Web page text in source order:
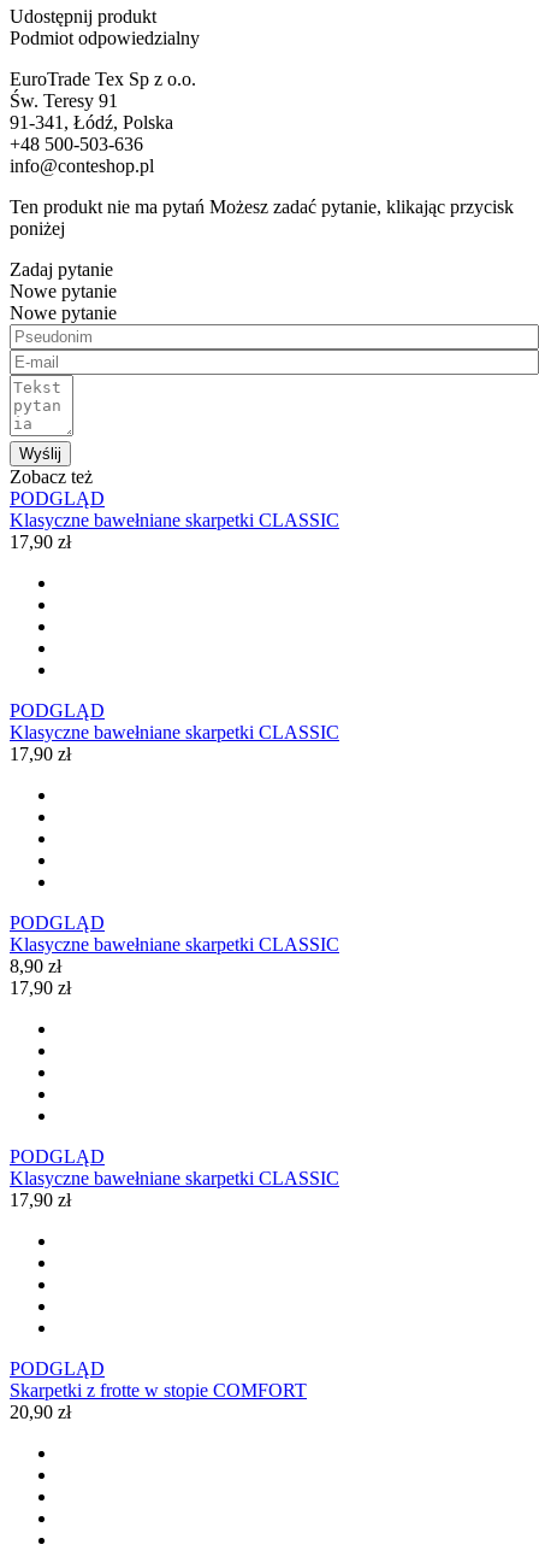
Udostępnij produkt
Podmiot odpowiedzialny
EuroTrade Tex Sp z o.o.
Św. Teresy 91
91-341, Łódź, Polska
+48 500-503-636
info@conteshop.pl
Ten produkt nie ma pytań Możesz zadać pytanie, klikając przycisk
poniżej
Zadaj pytanie
Nowe pytanie
Nowe pytanie
Wyślij
Zobacz też
PODGLĄD
Klasyczne bawełniane skarpetki CLASSIC
17,90 zł
PODGLĄD
Klasyczne bawełniane skarpetki CLASSIC
17,90 zł
PODGLĄD
Klasyczne bawełniane skarpetki CLASSIC
8,90 zł
17,90 zł
PODGLĄD
Klasyczne bawełniane skarpetki CLASSIC
17,90 zł
PODGLĄD
Skarpetki z frotte w stopie COMFORT
20,90 zł